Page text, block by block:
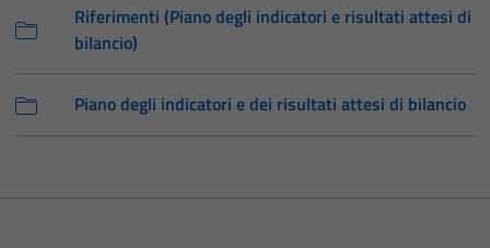
Riferimenti (Piano degli indicatori e risultati attesi di
bilancio)
Piano degli indicatori e dei risultati attesi di bilancio